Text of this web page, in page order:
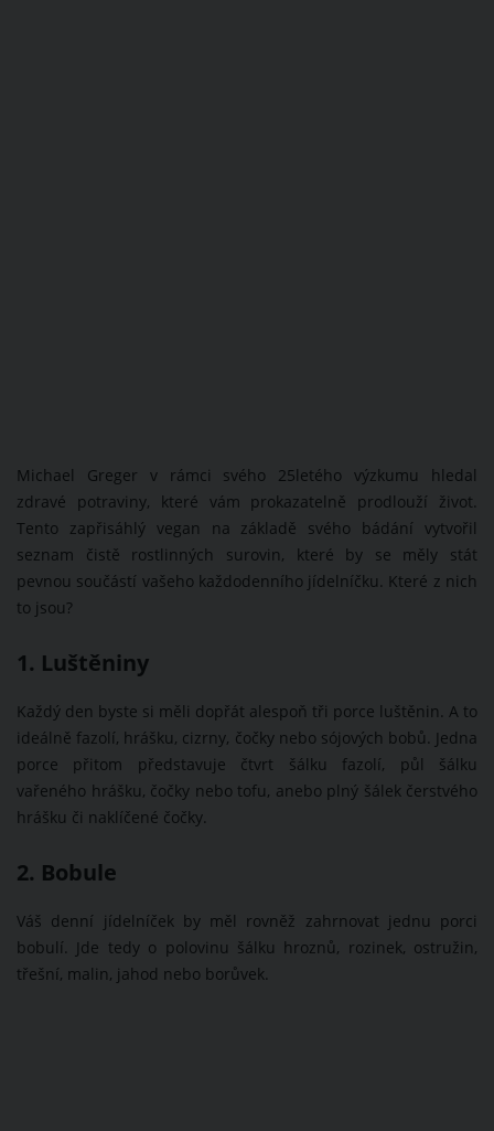
Michael Greger v rámci svého 25letého výzkumu hledal
zdravé potraviny, které vám prokazatelně prodlouží život.
Tento zapřisáhlý vegan na základě svého bádání vytvořil
seznam čistě rostlinných surovin, které by se měly stát
pevnou součástí vašeho každodenního jídelníčku. Které z nich
to jsou?
1. Luštěniny
Každý den byste si měli dopřát alespoň tři porce luštěnin. A to
ideálně fazolí, hrášku, cizrny, čočky nebo sójových bobů. Jedna
porce přitom představuje čtvrt šálku fazolí, půl šálku
vařeného hrášku, čočky nebo tofu, anebo plný šálek čerstvého
hrášku či naklíčené čočky.
2. Bobule
Váš denní jídelníček by měl rovněž zahrnovat jednu porci
bobulí. Jde tedy o polovinu šálku hroznů, rozinek, ostružin,
třešní, malin, jahod nebo borůvek.